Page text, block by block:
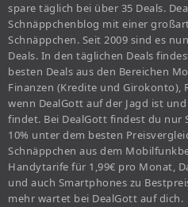
spare täglich bei über 35 Deals.
Schnäppchenblog mit einer
Schnäppchen. Seit 2009 sind es
Deals. In den täglichen Deals
besten Deals aus den Bereichen
Finanzen (Kredite und Girokonto),
wenn DealGott auf der Jagd ist
findet. Bei DealGott findest du nur
10% unter dem besten
Schnäppchen aus dem
Handytarife für 1,99€ pro Monat,
und auch Smartphones zu
mehr wartet bei DealGott auf dich.